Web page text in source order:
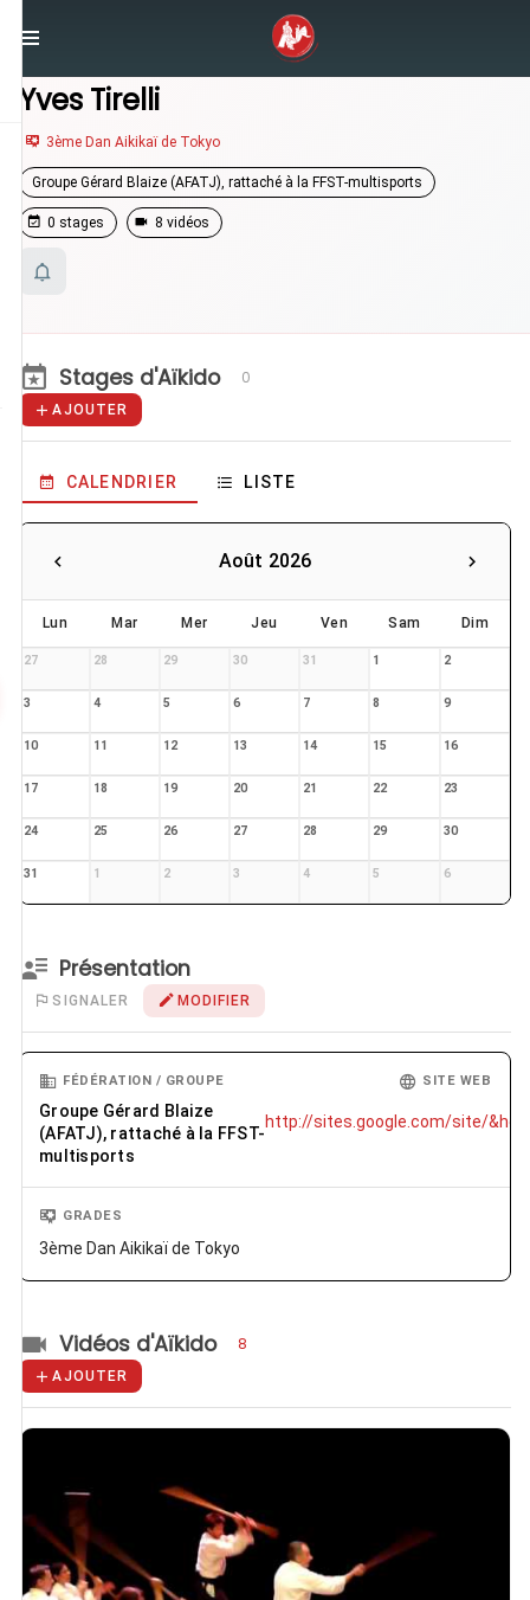
Yves Tirelli
Yves Tirelli
3ème Dan Aikikaï de Tokyo
Groupe Gérard Blaize (AFATJ), rattaché à la FFST-multisports
0 stages 8 vidéos
Stages d'Aïkido 0
AJOUTER
CALENDRIER LISTE
Août 2026
Lun Mar Mer Jeu Ven Sam Dim
27 28 29 30 31 1 2
3 4 5 6 7 8 9
10 11 12 13 14 15 16
17 18 19 20 21 22 23
24 25 26 27 28 29 30
31 1 2 3 4 5 6
Présentation
SIGNALER MODIFIER
FÉDÉRATION / GROUPE
Groupe Gérard Blaize
(AFATJ), rattaché à la FFST-
multisports
SITE WEB
http://sites.google.com/site/
GRADES
3ème Dan Aikikaï de Tokyo
Vidéos d'Aïkido 8
AJOUTER